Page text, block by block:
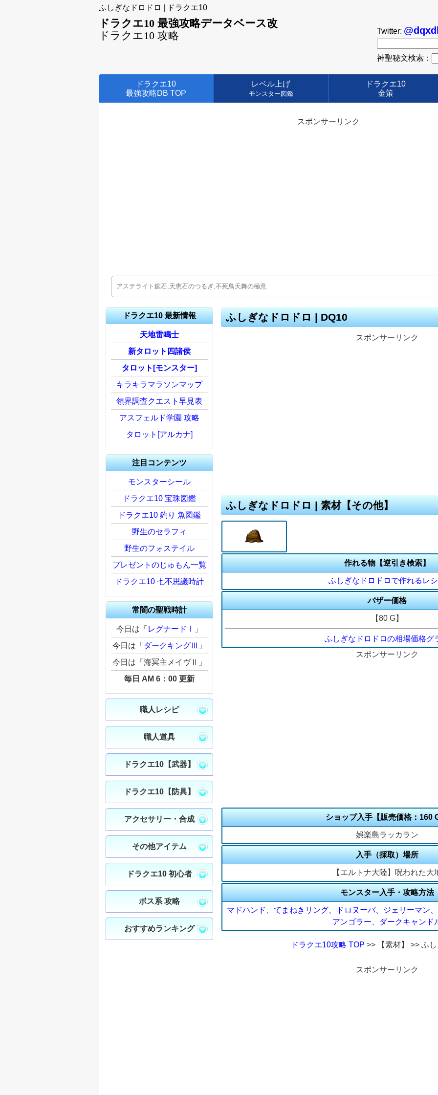
ふしぎなドロドロ | ドラクエ10
ドラクエ10 最強攻略データベース改
ドラクエ10 攻略
Twitter:
神聖秘文検索：
ドラクエ10
最強攻略DB TOP
レベル上げ
モンスター図鑑
ドラクエ10
金策
スポンサーリンク
ふしぎなドロドロ | DQ10
スポンサーリンク
ふしぎなドロドロ | 素材【その他】
作れる物【逆引き検索】
ふしぎなドロドロで作れるレ
バザー価格
【80 G】
ふしぎなドロドロの相場価格グ
スポンサーリンク
ショップ入手【販売価格：160
娯楽島ラッカラン
入手（採取）場所
【エルトナ大陸】呪われた大
モンスター入手・攻略方法
マドハンド、てまねきリング、ドロヌーバ、ジェリーマン
アンゴラー、ダークキャンド
ドラクエ10攻略 TOP >> 【素材】 >> ふ
スポンサーリンク
ドラクエ10 最新情報
天地雷鳴士
新タロット四諸侯
タロット[モンスター]
キラキラマラソンマップ
領界調査クエスト早見表
アスフェルド学園 攻略
タロット[アルカナ]
注目コンテンツ
モンスターシール
ドラクエ10 宝珠図鑑
ドラクエ10 釣り 魚図鑑
野生のセラフィ
野生のフォステイル
プレゼントのじゅもん一覧
ドラクエ10 七不思議時計
常闇の聖戦時計
今日は「 レグナードⅠ
」
今日は「 ダークキングⅢ 」
今日は「海冥主メイヴⅡ」
毎日 AM 6：00 更新
職人レシピ
職人道具
ドラクエ10【武器】
ドラクエ10【防具】
アクセサリー・合成
その他アイテム
ドラクエ10 初心者
ボス系 攻略
おすすめランキング